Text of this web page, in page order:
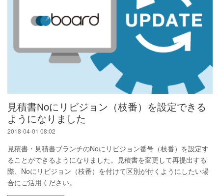
見積書Noにリビジョン（枝番）を設定できる
ようになりました
2018-04-01 08:02
見積書・見積書ブランチのNoにリビジョン番号（枝番）を設定す
ることができるようになりました。見積書を変更して再提出する
際、Noにリビジョン（枝番）を付けて区別が付くようにしたい場
合にご活用ください。